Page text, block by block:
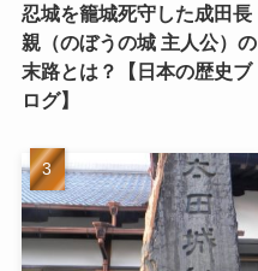
忍城を籠城死守した成田長
親（のぼうの城 主人公）の
末路とは？【日本の歴史ブ
ログ】